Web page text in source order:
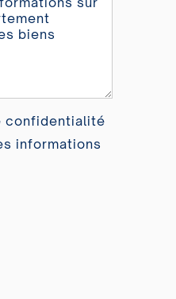
confidentialité
informations